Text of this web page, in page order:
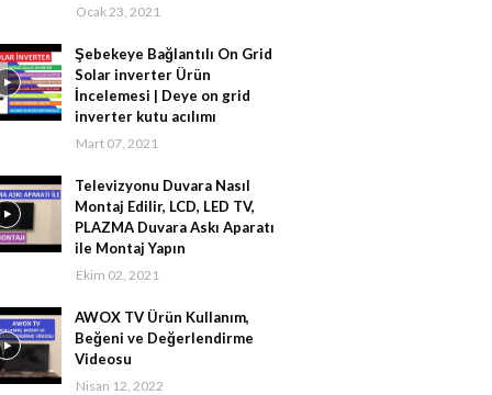
Ocak 23, 2021
Şebekeye Bağlantılı On Grid
Solar inverter Ürün
İncelemesi | Deye on grid
inverter kutu acılımı
Mart 07, 2021
Televizyonu Duvara Nasıl
Montaj Edilir, LCD, LED TV,
PLAZMA Duvara Askı Aparatı
ile Montaj Yapın
Ekim 02, 2021
AWOX TV Ürün Kullanım,
Beğeni ve Değerlendirme
Videosu
Nisan 12, 2022